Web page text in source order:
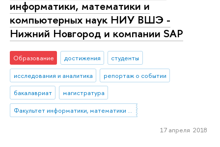
информатики, математики и
компьютерных наук НИУ ВШЭ -
Нижний Новгород и компании SAP
Образование достижения
студенты
исследования и аналитика
репортаж о событии
бакалавриат
магистратура
Факультет информатики, математики и компьютерных наук (Нижний Новгород)
17 апреля 2018